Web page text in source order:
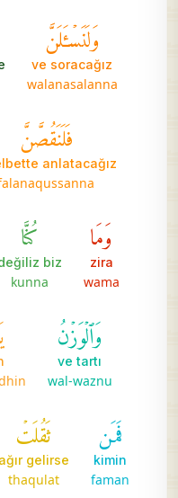
وَلَنَسۡـَٔلَنَّ
ve soracağız
walanasalanna
فَلَنَقُصَّنَّ
anlatacağız
وَمَا
zira
wama
كُنَّا
biz
kunna
وَٱلۡوَزۡنُ
ve tartı
wal-waznu
فَمَن
kimin
faman
ثَقُلَتۡ
ağır gelirse
thaqulat